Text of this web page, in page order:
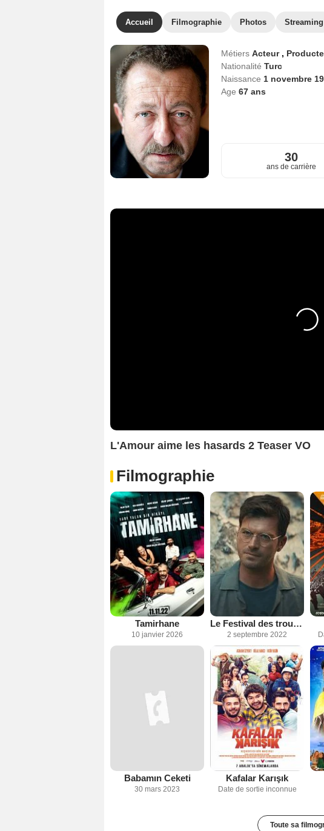
Accueil Filmographie Photos Streaming
Métiers Acteur ,
Nationalité Turc
Naissance 1 novembre
Age 67ans
30
ans de carrière
L'Amour aime les hasards 2 Teaser VO
Filmographie
Tamirhane
10 janvier 2026
Le Festival des troubadours
2 septembre 2022
Babamın Ceketi
30 mars 2023
Kafalar Karışık
Date de sortie inconnue
Toute sa